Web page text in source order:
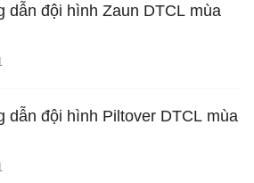
dẫn đội hình Zaun DTCL mùa
dẫn đội hình Piltover DTCL mùa